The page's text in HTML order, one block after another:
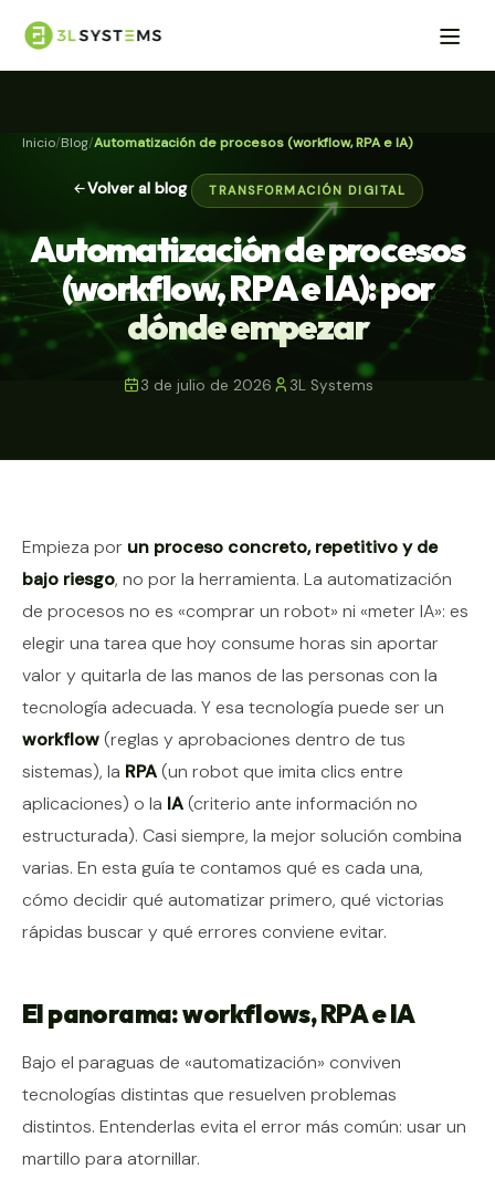
Inicio Blog Automatización de procesos (workflow, RPA e IA)
Volver al blog TRANSFORMACIÓN DIGITAL
Automatización de procesos
(workflow, RPA e IA): por
dónde empezar
3 de julio de 2026 3L Systems
Contenido del artículo
Empieza por un proceso concreto, repetitivo y de
bajo riesgo, no por la herramienta. La automatización
de procesos no es «comprar un robot» ni «meter IA»: es
elegir una tarea que hoy consume horas sin aportar
valor y quitarla de las manos de las personas con la
tecnología adecuada. Y esa tecnología puede ser un
workflow(reglas y aprobaciones dentro de tus
sistemas), la RPA(un robot que imita clics entre
aplicaciones) o la IA(criterio ante información no
estructurada). Casi siempre, la mejor solución combina
varias. En esta guía te contamos qué es cada una,
cómo decidir qué automatizar primero, qué victorias
rápidas buscar y qué errores conviene evitar.
El panorama: workflows, RPA e IA
Bajo el paraguas de «automatización» conviven
tecnologías distintas que resuelven problemas
distintos. Entenderlas evita el error más común: usar un
martillo para atornillar.